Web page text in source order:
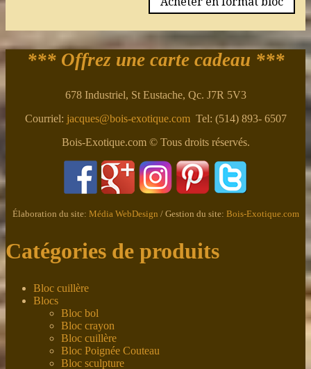
*** Offrez une carte cadeau ***
678 Industriel, St Eustache, Qc. J7R 5V3
Courriel: jacques@bois-exotique.comTel: (514) 893- 6507
Bois-Exotique.com © Tous droits réservés.
Élaboration du site: Média WebDesign / Gestion du site: Bois-Exotique.com
Catégories de produits
Bloc cuillère
Blocs
Bloc bol
Bloc crayon
Bloc cuillère
Bloc Poignée Couteau
Bloc sculpture